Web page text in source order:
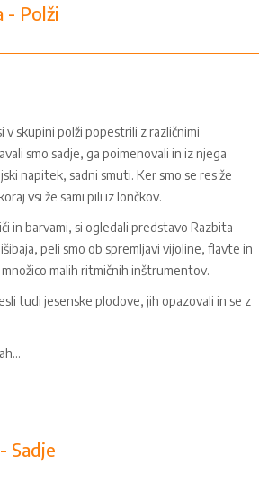
- Polži
v skupini polži popestrili z različnimi
smo sadje, ga poimenovali in iz njega
napitek, sadni smuti. Ker smo se res že
vsi že sami pili iz lončkov.
in barvami, si ogledali predstavo Razbita
peli smo ob spremljavi vijoline, flavte in
malih ritmičnih inštrumentov.
tudi jesenske plodove, jih opazovali in se z
Sadje